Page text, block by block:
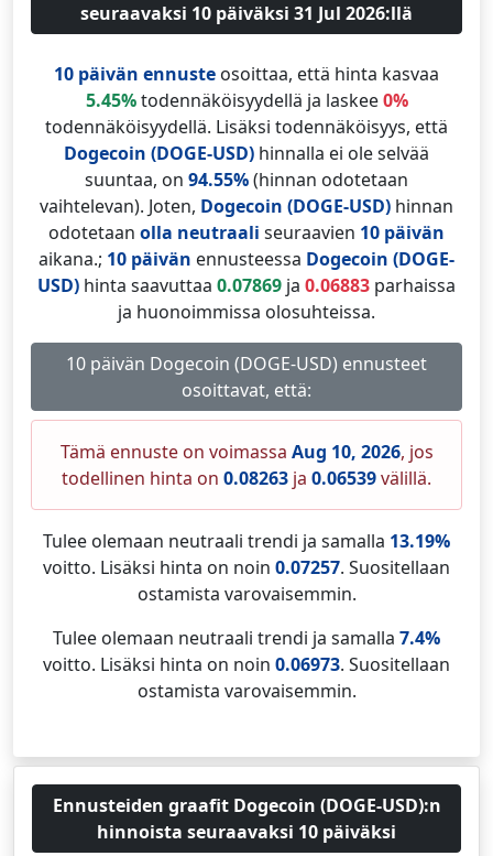
seuraavaksi 10 päiväksi 31 Jul 2026:llä
10 päivän ennuste osoittaa, että hinta kasvaa
5.45%todennäköisyydellä ja laskee0%
todennäköisyydellä. Lisäksi todennäköisyys, että
Dogecoin (DOGE-USD) hinnalla ei ole selvää
suuntaa, on 94.55%(hinnan odotetaan
vaihtelevan). Joten, Dogecoin (DOGE-USD) hinnan
odotetaan olla neutraali seuraavien 10 päivän
aikana.; 10 päivän ennusteessa Dogecoin (DOGE-
USD) hinta saavuttaa 0.07869 ja 0.06883 parhaissa
ja huonoimmissa olosuhteissa.
10 päivän Dogecoin (DOGE-USD) ennusteet
osoittavat, että:
Tämä ennuste on voimassa Aug 10, 2026, jos
todellinen hinta on 0.08263 ja 0.06539välillä.
Tulee olemaan neutraali trendi ja samalla 13.19%
voitto. Lisäksi hinta on noin 0.07257. Suositellaan
ostamista varovaisemmin.
Tulee olemaan neutraali trendi ja samalla 7.4%
voitto. Lisäksi hinta on noin 0.06973. Suositellaan
ostamista varovaisemmin.
Ennusteiden graafit Dogecoin (DOGE-USD):n
hinnoista seuraavaksi 10 päiväksi